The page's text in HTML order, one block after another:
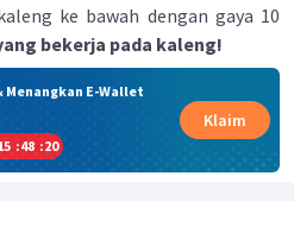
ke bawah dengan gaya 10
bekerja pada kaleng!
Menangkan E-Wallet
:48 :20
Klaim